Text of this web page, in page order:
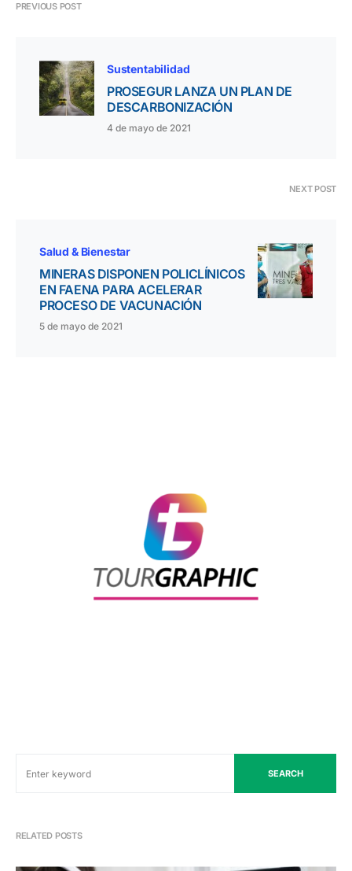
PREVIOUS POST
Sustentabilidad
PROSEGUR LANZA UN PLAN DE
DESCARBONIZACIÓN
4 de mayo de 2021
NEXT POST
Salud & Bienestar
MINERAS DISPONEN POLICLÍNICOS
EN FAENA PARA ACELERAR
PROCESO DE VACUNACIÓN
5 de mayo de 2021
SEARCH
RELATED POSTS